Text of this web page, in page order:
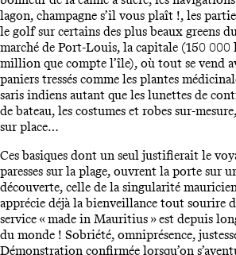
lagon, champagne s’il vous plaît !, les
le golf sur certains des plus beaux greens
marché de Port-Louis, la capitale (150 000
million que compte l’île), où tout se vend
paniers tressés comme les plantes
saris indiens autant que les lunettes de
de bateau, les costumes et robes sur-
sur place…
Ces basiques dont un seul justifierait le
paresses sur la plage, ouvrent la porte sur
découverte, celle de la singularité
apprécie déjà la bienveillance tout sourire
service « made in Mauritius » est depuis
du monde ! Sobriété, omniprésence,
Démonstration confirmée lorsqu’on